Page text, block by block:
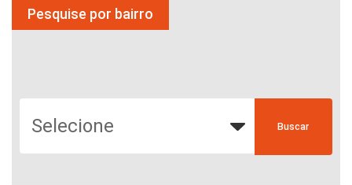
Pesquise por bairro